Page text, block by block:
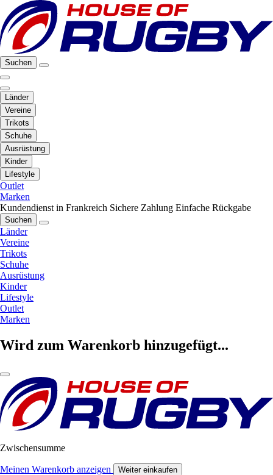
Suchen
Länder
Vereine
Trikots
Schuhe
Ausrüstung
Kinder
Lifestyle
Outlet
Marken
Kundendienst in Frankreich Sichere Zahlung Einfache Rückgabe
Suchen
Länder
Vereine
Trikots
Schuhe
Ausrüstung
Kinder
Lifestyle
Outlet
Marken
Wird zum Warenkorb hinzugefügt...
Zwischensumme
Meinen Warenkorb anzeigen Weiter einkaufen